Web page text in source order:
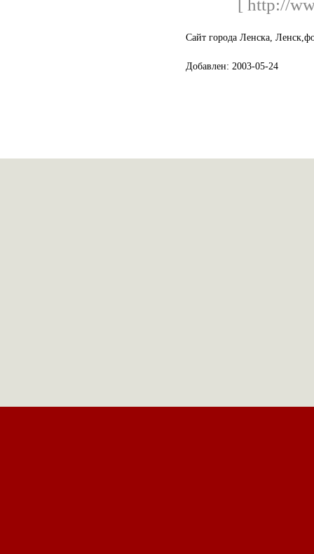
[ http://
Сайт города Ленска,
Добавлен: 2003-05-24